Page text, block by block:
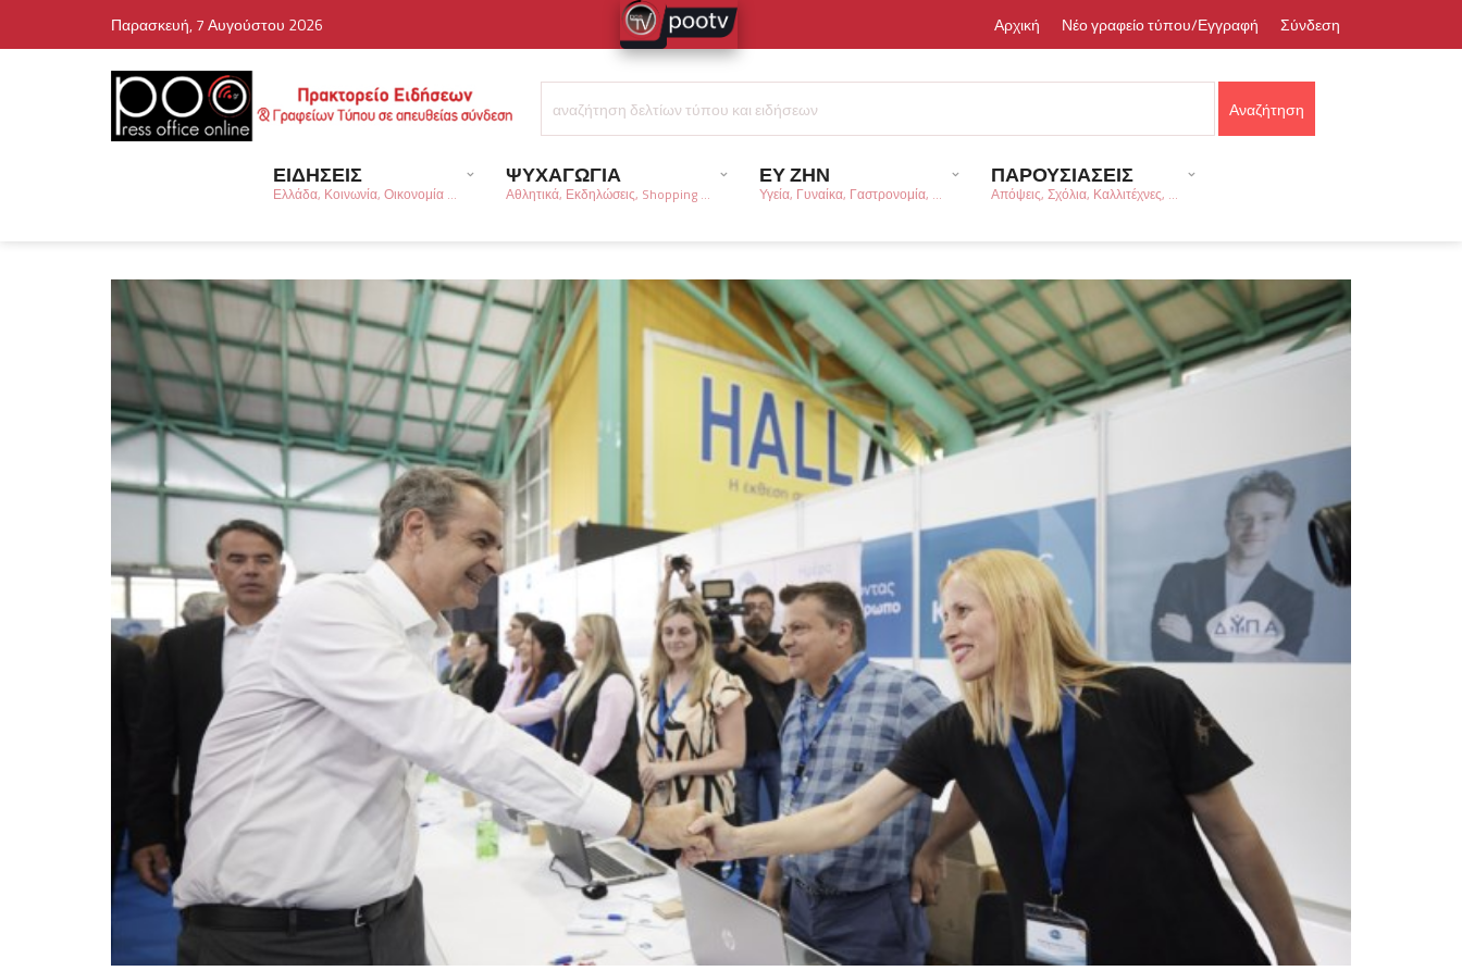
Παρασκευή, 7 Αυγούστου 2026 Αρχική Νέο γραφείο τύπου/Εγγραφή Σύνδεση
ΕΙΔΗΣΕΙΣ
Ελλάδα, Κοινωνία, Οικονομία ...
ΨΥΧΑΓΩΓΙΑ
Αθλητικά, Εκδηλώσεις, Shopping ...
ΕΥ ΖΗΝ
Υγεία, Γυναίκα, Γαστρονομία, ...
ΠΑΡΟΥΣΙΑΣΕΙΣ
Απόψεις, Σχόλια, Καλλιτέχνες, ...